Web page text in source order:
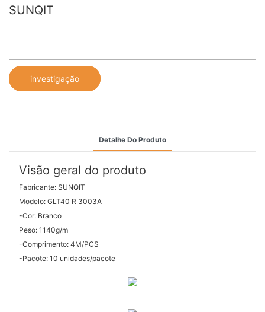
SUNQIT
investigação
Detalhe Do Produto
Visão geral do produto
Fabricante: SUNQIT
Modelo: GLT40 R 3003A
-Cor: Branco
Peso: 1140g/m
-Comprimento: 4M/PCS
-Pacote: 10 unidades/pacote